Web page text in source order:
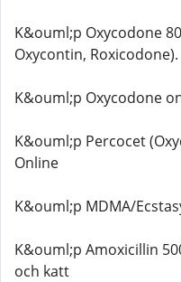
K&ouml;p Oxycodone
Oxycontin, Roxicodone).
K&ouml;p Oxycodone
K&ouml;p Percocet
Online
K&ouml;p MDMA/
K&ouml;p Amoxicillin
och katt